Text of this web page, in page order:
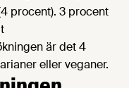
procent). 3 procent
är det 4
eller veganer.